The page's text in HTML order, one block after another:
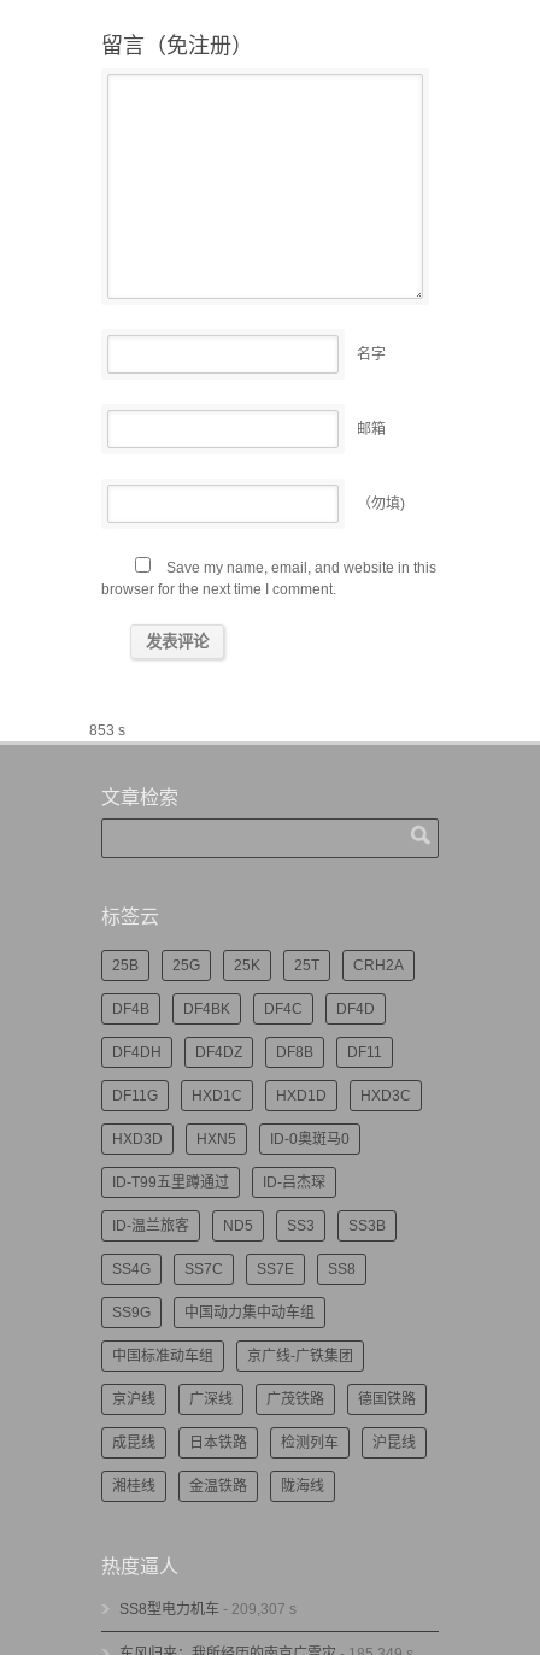
留言（免注册）
名字
邮箱
（勿填)
Save my name, email, and website in this
browser for the next time I comment.
853 s
文章检索
标签云
25B 25G 25K 25T CRH2A
DF4B DF4BK DF4C DF4D
DF4DH DF4DZ DF8B DF11
DF11G HXD1C HXD1D HXD3C
HXD3D HXN5 ID-0奥斑马0
ID-T99五里蹲通过 ID-吕杰琛
ID-温兰旅客 ND5 SS3 SS3B
SS4G SS7C SS7E SS8
SS9G 中国动力集中动车组
中国标准动车组 京广线-广铁集团
京沪线 广深线 广茂铁路 德国铁路
成昆线 日本铁路 检测列车 沪昆线
湘桂线 金温铁路 陇海线
热度逼人
SS8型电力机车 - 209,307 s